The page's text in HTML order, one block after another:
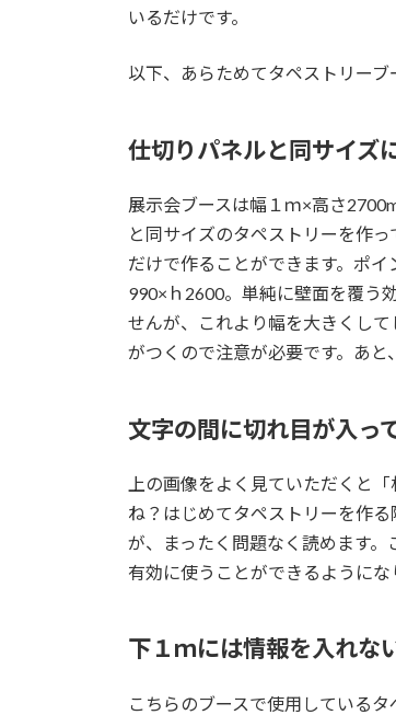
いるだけです。
以下、あらためてタペストリーブ
仕切りパネルと同サイズ
展示会ブースは幅１ｍ×高さ
と同サイズのタペストリーを作
だけで作ることができます。ポ
990×ｈ2600。単純に壁面を覆う
せんが、これより幅を大きくし
がつくので注意が必要です。あと
文字の間に切れ目が入っ
上の画像をよく見ていただくと
ね？はじめてタペストリーを作
が、まったく問題なく読めます
有効に使うことができるようにな
下１ｍには情報を入れな
こちらのブースで使用している